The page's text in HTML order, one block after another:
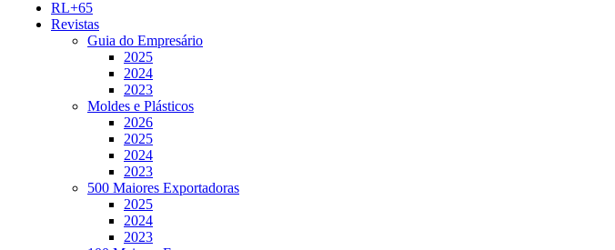
RL+65
Revistas
Guia do Empresário
2025
2024
2023
Moldes e Plásticos
2026
2025
2024
2023
500 Maiores Exportadoras
2025
2024
2023